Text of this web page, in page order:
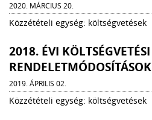
2020. MÁRCIUS 20.
Közzétételi egység: költségvetések
2018. ÉVI KÖLTSÉGVETÉSI
RENDELETMÓDOSÍTÁSOK
2019. ÁPRILIS 02.
Közzétételi egység: költségvetések